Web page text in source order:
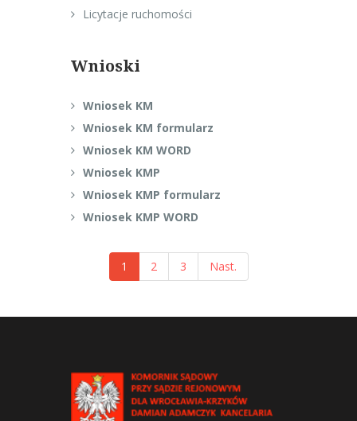
Licytacje ruchomości
Wnioski
Wniosek KM
Wniosek KM formularz
Wniosek KM WORD
Wniosek KMP
Wniosek KMP formularz
Wniosek KMP WORD
1 2 3 Nast.